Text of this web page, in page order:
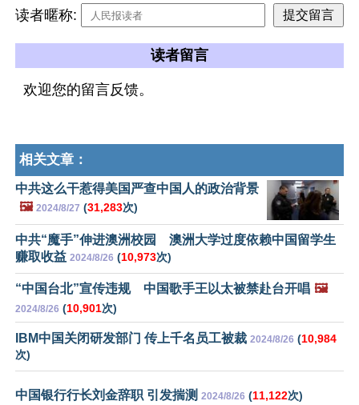
读者暱称:
读者留言
欢迎您的留言反馈。
相关文章：
中共这么干惹得美国严查中国人的政治背景
🖼️ 2024/8/27 (31,283次)
中共“魔手”伸进澳洲校园 澳洲大学过度依赖中国留学生
赚取收益 2024/8/26 (10,973次)
“中国台北”宣传违规 中国歌手王以太被禁赴台开唱 🖼️
2024/8/26 (10,901次)
IBM中国关闭研发部门 传上千名员工被裁 2024/8/26 (10,984
次)
中国银行行长刘金辞职 引发揣测 2024/8/26 (11,122次)